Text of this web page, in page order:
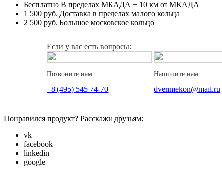
Бесплатно В пределах МКАДА + 10 км от МКАДА
1 500 руб. Доставка в пределах малого кольца
2 500 руб. Большое московское кольцо
Если у вас есть вопросы:
Позвоните нам
+8 (495) 545 74-70
Напишите нам
dverimekon@mail.ru
Понравился продукт? Расскажи друзьям:
vk
facebook
linkedin
google